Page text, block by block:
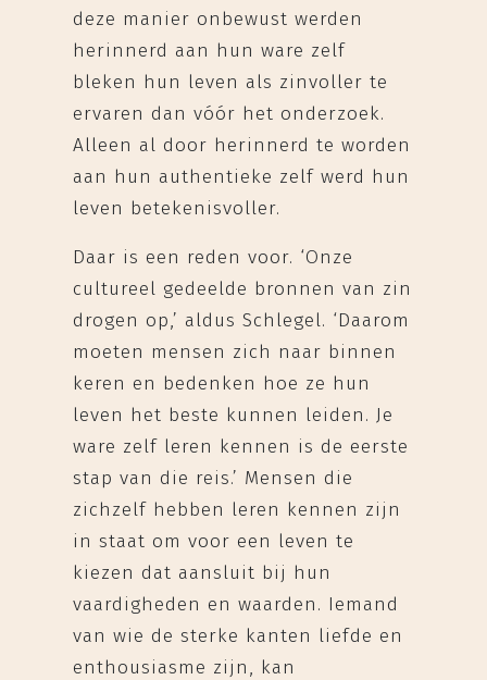
deze manier onbewust werden
herinnerd aan hun ware zelf
bleken hun leven als zinvoller te
ervaren dan vóór het onderzoek.
Alleen al door herinnerd te worden
aan hun authentieke zelf werd hun
leven betekenisvoller.
Daar is een reden voor. ‘Onze
cultureel gedeelde bronnen van zin
drogen op,’ aldus Schlegel. ‘Daarom
moeten mensen zich naar binnen
keren en bedenken hoe ze hun
leven het beste kunnen leiden. Je
ware zelf leren kennen is de eerste
stap van die reis.’ Mensen die
zichzelf hebben leren kennen zijn
in staat om voor een leven te
kiezen dat aansluit bij hun
vaardigheden en waarden. Iemand
van wie de sterke kanten liefde en
enthousiasme zijn, kan